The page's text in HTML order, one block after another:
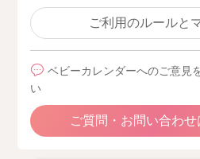
ご利用のルールと
ベビーカレンダーへのご意見
い
ご質問・お問い合わせ